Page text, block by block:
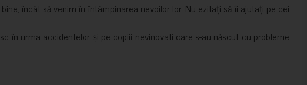
încât să venim în întâmpinarea nevoilor lor. Nu ezitați să îi ajutați pe cei
în urma accidentelor și pe copiii nevinovati care s-au născut cu probleme